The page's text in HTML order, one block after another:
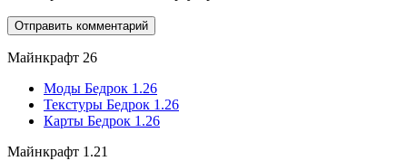
Майнкрафт 26
Моды Бедрок 1.26
Текстуры Бедрок 1.26
Карты Бедрок 1.26
Майнкрафт 1.21